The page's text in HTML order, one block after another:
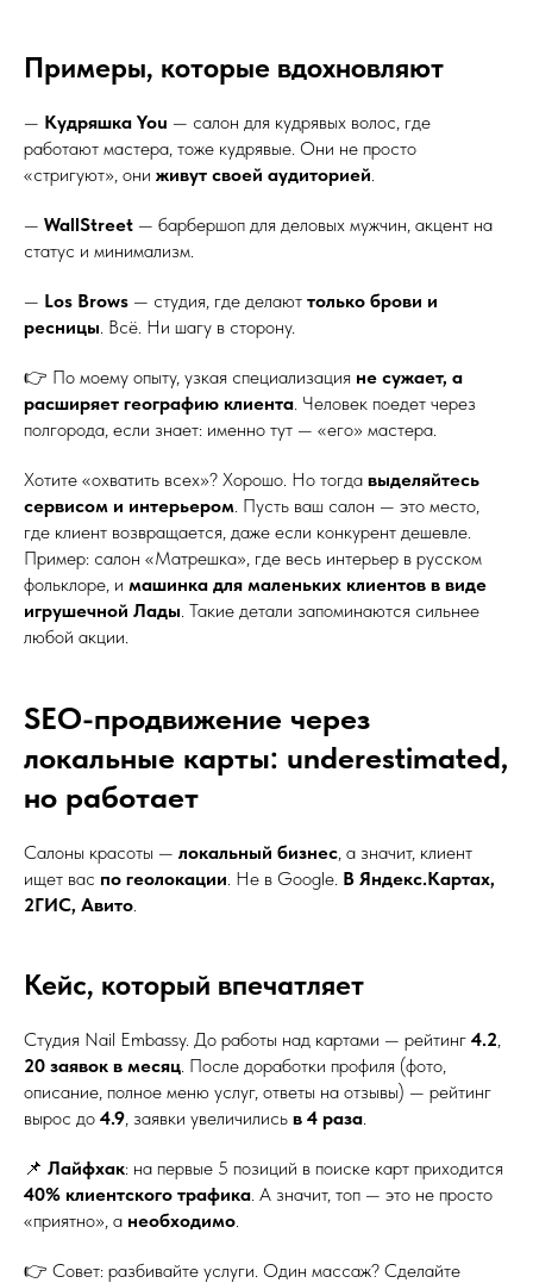
Примеры, которые вдохновляют
— Кудряшка You — салон для кудрявых волос, где
работают мастера, тоже кудрявые. Они не просто
«стригуют», они живут своей аудиторией.
— WallStreet — барбершоп для деловых мужчин, акцент на
статус и минимализм.
— Los Brows — студия, где делают только брови и
ресницы. Всё. Ни шагу в сторону.
👉 По моему опыту, узкая специализация не сужает, а
расширяет географию клиента. Человек поедет через
полгорода, если знает: именно тут — «его» мастера.
Хотите «охватить всех»? Хорошо. Но тогда выделяйтесь
сервисом и интерьером. Пусть ваш салон — это место,
где клиент возвращается, даже если конкурент дешевле.
Пример: салон «Матрешка», где весь интерьер в русском
фольклоре, и машинка для маленьких клиентов в виде
игрушечной Лады. Такие детали запоминаются сильнее
любой акции.
SEO-продвижение через
локальные карты: underestimated,
но работает
Салоны красоты — локальный бизнес, а значит, клиент
ищет вас по геолокации. Не в Google. В Яндекс.Картах,
2ГИС, Авито.
Кейс, который впечатляет
Студия Nail Embassy. До работы над картами — рейтинг 4.2,
20 заявок в месяц. После доработки профиля (фото,
описание, полное меню услуг, ответы на отзывы) — рейтинг
вырос до 4.9, заявки увеличились в 4 раза.
📌 Лайфхак: на первые 5 позиций в поиске карт приходится
40% клиентского трафика. А значит, топ — это не просто
«приятно», а необходимо.
👉 Совет: разбивайте услуги. Один массаж? Сделайте